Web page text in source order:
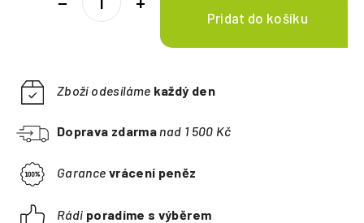
Zboží odesíláme každý den
Doprava zdarma nad 1 500 Kč
Garance vrácení peněz
Rádi poradíme s výběrem